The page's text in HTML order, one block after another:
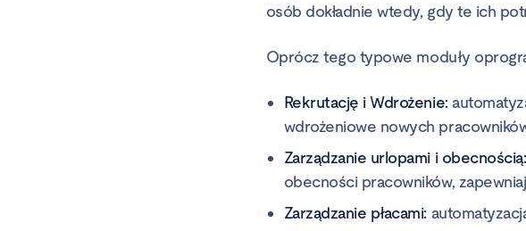
osób dokładnie wtedy, gdy te ich
Oprócz tego typowe moduły
Rekrutację i Wdrożenie:
wdrożeniowe nowych
Zarządzanie urlopami i obecnością:
obecności pracowników,
Zarządzanie płacami: